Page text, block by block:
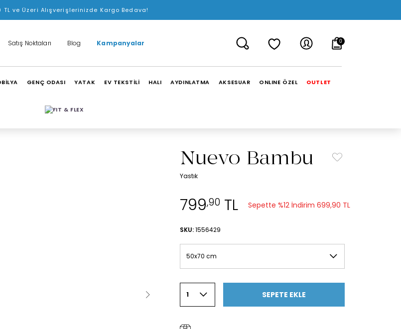
TL ve Üzeri Alışverişlerinizde Kargo Bedava!
Satış Noktaları Blog Kampanyalar 0
GENÇ ODASI YATAK EV TEKSTİLİ HALI AYDINLATMA AKSESUAR ONLINE ÖZEL OUTLET
Nuevo Bambu
Yastık
799,90TL Sepette %12 İndirim 699,90 TL
SKU: 1556429
50x70 cm
1 SEPETE EKLE